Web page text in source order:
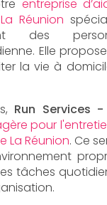
entreprise
Réunion
des
Elle
la vie à
Run Services -
pour
La Réunion. Ce
tâches